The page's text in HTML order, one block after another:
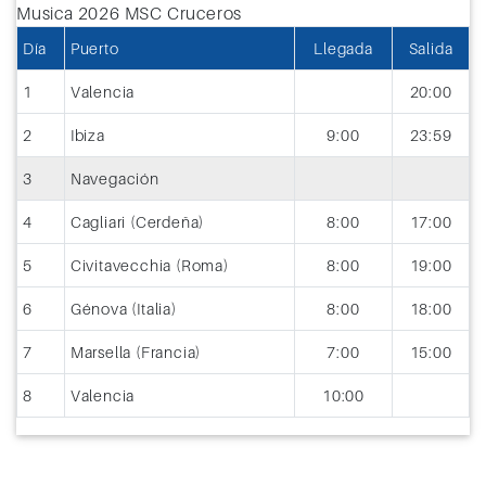
Día Puerto Llegada Salida
1 Valencia 20:00
2 Ibiza 9:00 23:59
3 Navegación
4 Cagliari (Cerdeña) 8:00 17:00
5 Civitavecchia (Roma) 8:00 19:00
6 Génova (Italia) 8:00 18:00
7 Marsella (Francia) 7:00 15:00
8 Valencia 10:00